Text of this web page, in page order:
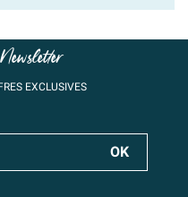
Newsletter
EXCLUSIVES